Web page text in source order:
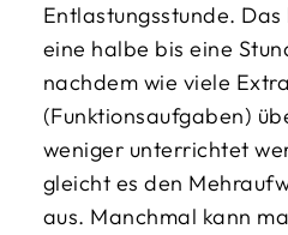
Entlastungsstunde.
eine halbe bis eine
nachdem wie viele
(Funktionsaufgaben)
weniger unterrichtet
gleicht es den
aus. Manchmal kann